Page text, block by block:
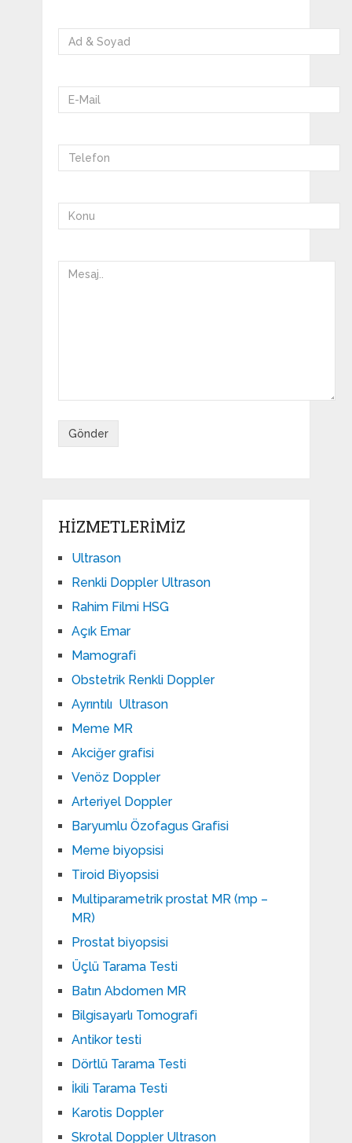
HIZMETLERIMIZ
Ultrason
Renkli Doppler Ultrason
Rahim Filmi HSG
Açık Emar
Mamografi
Obstetrik Renkli Doppler
Ayrıntılı Ultrason
Meme MR
Akciğer grafisi
Venöz Doppler
Arteriyel Doppler
Baryumlu Özofagus Grafisi
Meme biyopsisi
Tiroid Biyopsisi
Multiparametrik prostat MR (mp –
MR)
Prostat biyopsisi
Üçlü Tarama Testi
Batın Abdomen MR
Bilgisayarlı Tomografi
Antikor testi
Dörtlü Tarama Testi
İkili Tarama Testi
Karotis Doppler
Skrotal Doppler Ultrason​